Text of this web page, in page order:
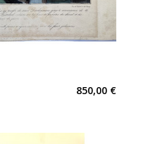
850,00 €